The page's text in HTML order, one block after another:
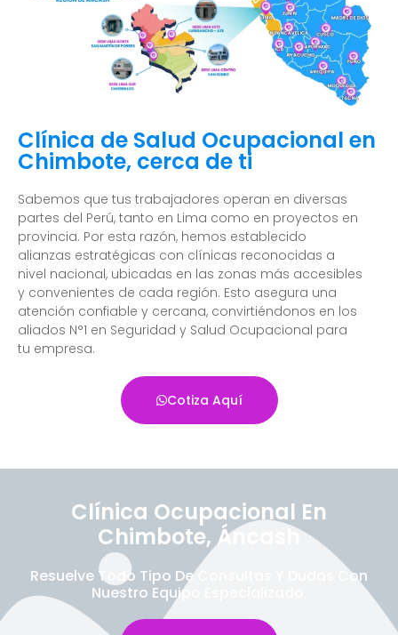
Clínica de Salud Ocupacional en
Chimbote, cerca de ti
Sabemos que tus trabajadores operan en diversas
partes del Perú, tanto en Lima como en proyectos en
provincia. Por esta razón, hemos establecido
alianzas estratégicas con clínicas reconocidas a
nivel nacional, ubicadas en las zonas más accesibles
y convenientes de cada región. Esto asegura una
atención confiable y cercana, convirtiéndonos en los
aliados N°1 en Seguridad y Salud Ocupacional para
tu empresa.
Cotiza Aquí
Clínica Ocupacional En
Chimbote, Áncash
Resuelve Todo Tipo De Consultas Y Dudas Con
Nuestro Equipo Especializado.